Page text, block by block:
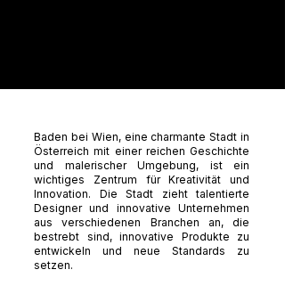
Baden bei Wien, eine charmante Stadt in
Österreich mit einer reichen Geschichte
und malerischer Umgebung, ist ein
wichtiges Zentrum für Kreativität und
Innovation. Die Stadt zieht talentierte
Designer und innovative Unternehmen
aus verschiedenen Branchen an, die
bestrebt sind, innovative Produkte zu
entwickeln und neue Standards zu
setzen.